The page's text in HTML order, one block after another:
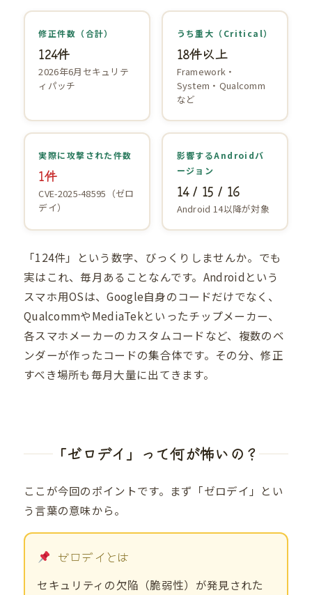
修正件数（合計）
124件
2026年6月セキュリテ
ィパッチ
うち重大（Critical）
18件以上
Framework・
System・Qualcomm
など
実際に攻撃された件数
1件
CVE-2025-48595（ゼロ
デイ）
影響するAndroidバ
ージョン
14 / 15 / 16
Android 14以降が対象
「124件」という数字、びっくりしませんか。でも
実はこれ、毎月あることなんです。Androidという
スマホ用OSは、Google自身のコードだけでなく、
QualcommやMediaTekといったチップメーカー、
各スマホメーカーのカスタムコードなど、複数のベ
ンダーが作ったコードの集合体です。その分、修正
すべき場所も毎月大量に出てきます。
「ゼロデイ」って何が怖いの？
ここが今回のポイントです。まず「ゼロデイ」とい
う言葉の意味から。
ゼロデイとは
セキュリティの欠陥（脆弱性）が発見された